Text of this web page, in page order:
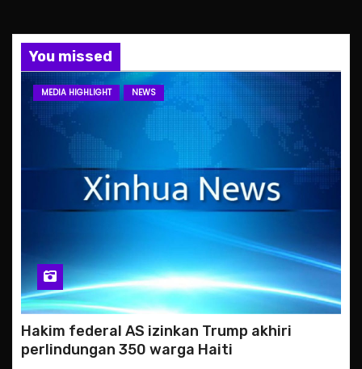
You missed
MEDIA HIGHLIGHT NEWS
Hakim federal AS izinkan Trump akhiri
perlindungan 350 warga Haiti